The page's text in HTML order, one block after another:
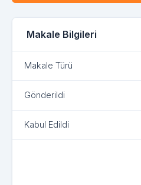
Makale Bilgileri
Makale Türü
Gönderildi
Kabul Edildi